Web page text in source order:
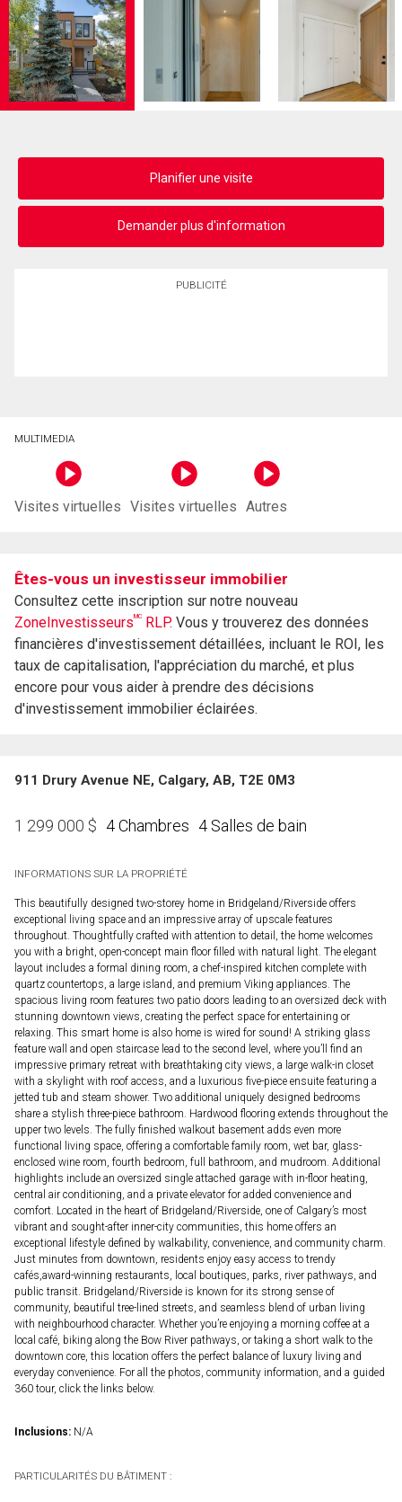
Planifier une visite
Demander plus d'information
PUBLICITÉ
MULTIMEDIA
Visites virtuelles Visites virtuelles Autres
Êtes-vous un investisseur immobilier
Consultez cette inscription sur notre nouveau
ZoneInvestisseursMC RLP. Vous y trouverez des données
financières d'investissement détaillées, incluant le ROI, les
taux de capitalisation, l'appréciation du marché, et plus
encore pour vous aider à prendre des décisions
d'investissement immobilier éclairées.
911 Drury Avenue NE, Calgary, AB, T2E 0M3
1 299 000 $ 4 Chambres 4 Salles de bain
INFORMATIONS SUR LA PROPRIÉTÉ
This beautifully designed two-storey home in Bridgeland/Riverside offers
exceptional living space and an impressive array of upscale features
throughout. Thoughtfully crafted with attention to detail, the home welcomes
you with a bright, open-concept main floor filled with natural light. The elegant
layout includes a formal dining room, a chef-inspired kitchen complete with
quartz countertops, a large island, and premium Viking appliances. The
spacious living room features two patio doors leading to an oversized deck with
stunning downtown views, creating the perfect space for entertaining or
relaxing. This smart home is also home is wired for sound! A striking glass
feature wall and open staircase lead to the second level, where you’ll find an
impressive primary retreat with breathtaking city views, a large walk-in closet
with a skylight with roof access, and a luxurious five-piece ensuite featuring a
jetted tub and steam shower. Two additional uniquely designed bedrooms
share a stylish three-piece bathroom. Hardwood flooring extends throughout the
upper two levels. The fully finished walkout basement adds even more
functional living space, offering a comfortable family room, wet bar, glass-
enclosed wine room, fourth bedroom, full bathroom, and mudroom. Additional
highlights include an oversized single attached garage with in-floor heating,
central air conditioning, and a private elevator for added convenience and
comfort. Located in the heart of Bridgeland/Riverside, one of Calgary’s most
vibrant and sought-after inner-city communities, this home offers an
exceptional lifestyle defined by walkability, convenience, and community charm.
Just minutes from downtown, residents enjoy easy access to trendy
cafés,award-winning restaurants, local boutiques, parks, river pathways, and
public transit. Bridgeland/Riverside is known for its strong sense of
community, beautiful tree-lined streets, and seamless blend of urban living
with neighbourhood character. Whether you’re enjoying a morning coffee at a
local café, biking along the Bow River pathways, or taking a short walk to the
downtown core, this location offers the perfect balance of luxury living and
everyday convenience. For all the photos, community information, and a guided
360 tour, click the links below.
Inclusions: N/A
PARTICULARITÉS DU BÂTIMENT :